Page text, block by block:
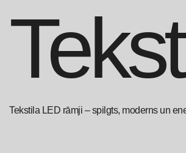
Tekstila LED rāmji – spilgts, moderns un